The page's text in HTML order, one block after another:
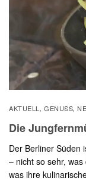
AKTUELL , GENUSS,
Die
Der Berliner Süden
– nicht so sehr,
was ihre